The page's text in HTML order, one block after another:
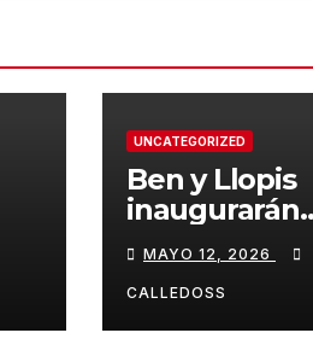
UNCATEGORIZED
Ben y Llopis
inaugurarán
temporada de
Diamond
MAYO 12, 2026
CALLEDOSS